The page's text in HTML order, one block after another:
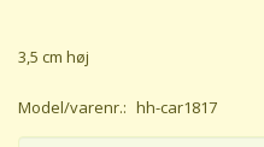
3,5 cm høj
Model/varenr.: hh-car1817